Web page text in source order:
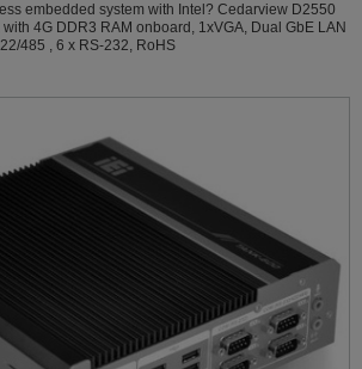
embedded system with Intel? Cedarview D2550
4G DDR3 RAM onboard, 1xVGA, Dual GbE LAN
485 , 6 x RS-232, RoHS